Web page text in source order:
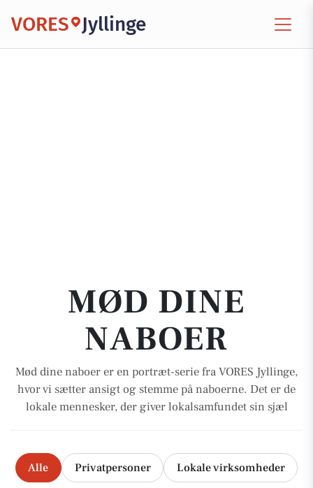
VORES Jyllinge
MØD DINE
NABOER
Mød dine naboer er en portræt-serie fra VORES Jyllinge,
hvor vi sætter ansigt og stemme på naboerne. Det er de
lokale mennesker, der giver lokalsamfundet sin sjæl
Alle Privatpersoner Lokale virksomheder